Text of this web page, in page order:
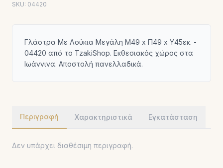
SKU: 04420
Γλάστρα Με Λούκια Μεγάλη Μ49 x Π49 x Υ45εκ. -
04420 από το TzakiShop. Εκθεσιακός χώρος στα
Ιωάννινα. Αποστολή πανελλαδικά.
Περιγραφή Χαρακτηριστικά Εγκατάσταση
Δεν υπάρχει διαθέσιμη περιγραφή.